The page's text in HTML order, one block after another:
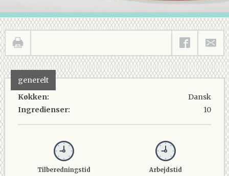
generelt
Køkken:
Ingredienser:
Dansk
10
Tilberedningstid
Arbejdstid